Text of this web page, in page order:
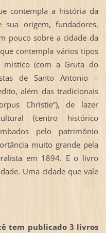
contempla a história da
origem, fundadores,
pouco sobre a cidade da
contempla vários tipos
(com a Gruta do
de Santo Antonio –
além das tradicionais
Christie”), de lazer
(centro histórico
pelo patrimônio
muito grande pela
em 1894. E o livro
Uma cidade que vale
tem publicado 3 livros